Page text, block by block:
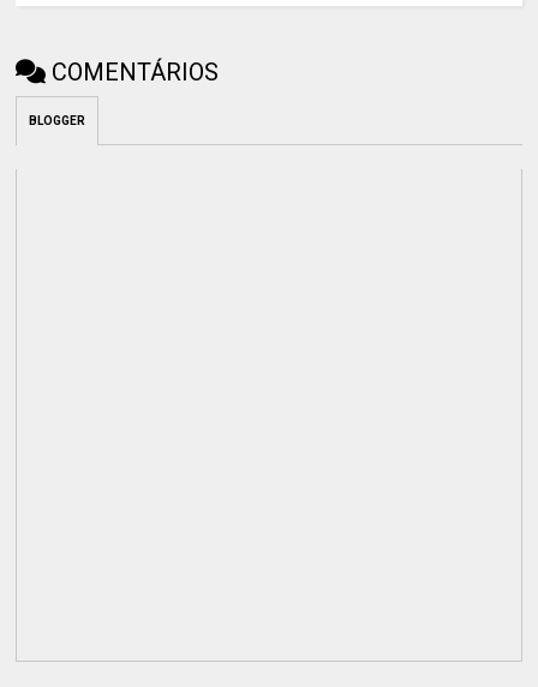
COMENTÁRIOS
BLOGGER